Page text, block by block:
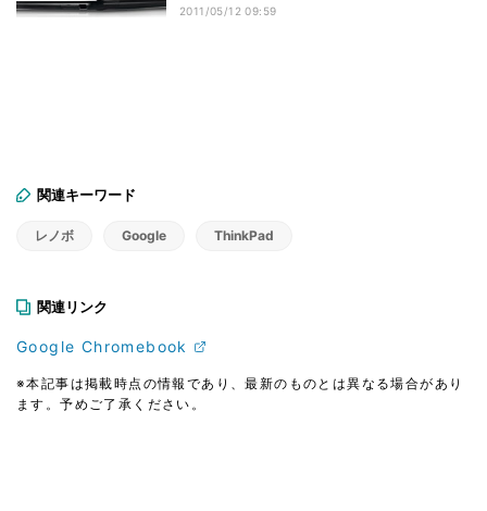
2011/05/12 09:59
関連キーワード
レノボ Google ThinkPad
関連リンク
Google Chromebook
※本記事は掲載時点の情報であり、最新のものとは異なる場合があり
ます。予めご了承ください。